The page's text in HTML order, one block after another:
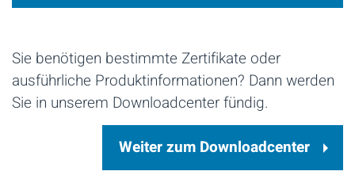
Sie benötigen bestimmte Zertifikate oder
ausführliche Produktinformationen? Dann werden
Sie in unserem Downloadcenter fündig.
Weiter zum Downloadcenter